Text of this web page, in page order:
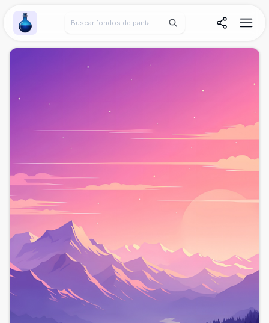
Wallpaper Alchemy